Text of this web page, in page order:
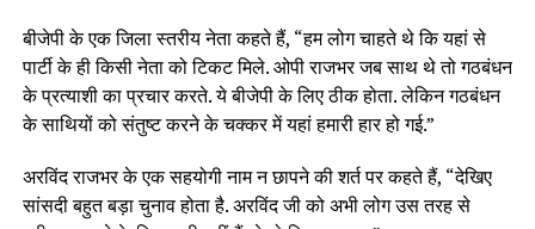
बीजेपी के एक जिला स्तरीय नेता कहते हैं, “हम लोग चाहते थे कि यहां से
पार्टी के ही किसी नेता को टिकट मिले. ओपी राजभर जब साथ थे तो गठबंधन
के प्रत्याशी का प्रचार करते. ये बीजेपी के लिए ठीक होता. लेकिन गठबंधन
के साथियों को संतुष्ट करने के चक्कर में यहां हमारी हार हो गई.”
अरविंद राजभर के एक सहयोगी नाम न छापने की शर्त पर कहते हैं, “देखिए
सांसदी बहुत बड़ा चुनाव होता है. अरविंद जी को अभी लोग उस तरह से